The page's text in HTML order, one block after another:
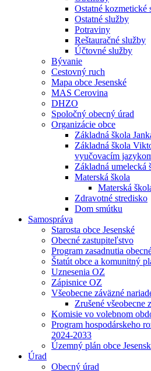
Ostatné kozmetické
Ostatné služby
Potraviny
Reštauračné služby
Účtovné služby
Bývanie
Cestovný ruch
Mapa obce Jesenské
MAS Cerovina
DHZO
Spoločný obecný úrad
Organizácie obce
Základná škola
Základná škola
vyučovacím
Základná umelecká
Materská škola
Materská
Zdravotné stredisko
Dom smútku
Samospráva
Starosta obce Jesenské
Obecné zastupiteľstvo
Program zasadnutia
Štatút obce a komunitný
Uznesenia OZ
Zápisnice OZ
Všeobecne záväzné
Zrušené všeobecne
Komisie vo volebnom
Program hospodárskeho
2024-2033
Územný plán obce
Úrad
Obecný úrad